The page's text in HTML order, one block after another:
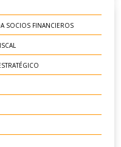
SOCIOS FINANCIEROS